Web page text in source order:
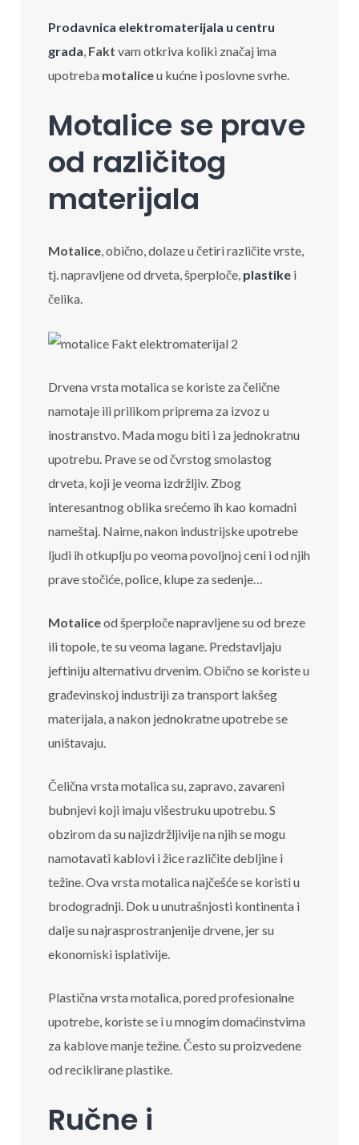
Prodavnica elektromaterijala u centru
grada, Fakt vam otkriva koliki značaj ima
upotreba motaliceu kućne i poslovne svrhe.
Motalice se prave
od različitog
materijala
Motalice, obično, dolaze u četiri različite vrste,
tj. napravljene od drveta, šperploče, plastike i
čelika.
Drvena vrsta motalica se koriste za čelične
namotaje ili prilikom priprema za izvoz u
inostranstvo. Mada mogu biti i za jednokratnu
upotrebu. Prave se od čvrstog smolastog
drveta, koji je veoma izdržljiv. Zbog
interesantnog oblika srećemo ih kao komadni
nameštaj. Naime, nakon industrijske upotrebe
ljudi ih otkuplju po veoma povoljnoj ceni i od njih
prave stočiće, police, klupe za sedenje…
Motaliceod šperploče napravljene su od breze
ili topole, te su veoma lagane. Predstavljaju
jeftiniju alternativu drvenim. Obično se koriste u
građevinskoj industriji za transport lakšeg
materijala, a nakon jednokratne upotrebe se
uništavaju.
Čelična vrsta motalica su, zapravo, zavareni
bubnjevi koji imaju višestruku upotrebu. S
obzirom da su najizdržljivije na njih se mogu
namotavati kablovi i žice različite debljine i
težine. Ova vrsta motalica najčešće se koristi u
brodogradnji. Dok u unutrašnjosti kontinenta i
dalje su najrasprostranjenije drvene, jer su
ekonomiski isplativije.
Plastična vrsta motalica, pored profesionalne
upotrebe, koriste se i u mnogim domaćinstvima
za kablove manje težine. Često su proizvedene
od reciklirane plastike.
Ručne i